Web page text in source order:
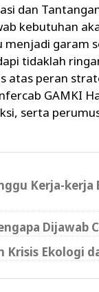
dan
kebutuhan
garam
tidaklah
atas peran
GAMKI
serta
Kerja-
Dijawab
Krisis Ekologi